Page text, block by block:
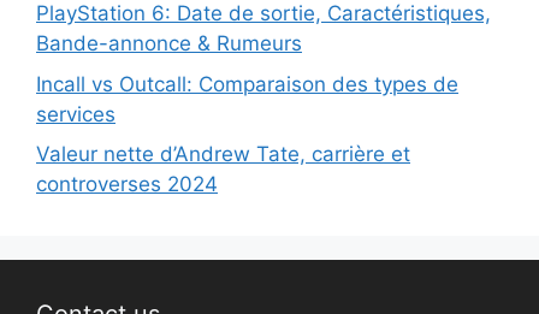
PlayStation 6: Date de sortie, Caractéristiques,
Bande-annonce & Rumeurs
Incall vs Outcall: Comparaison des types de
services
Valeur nette d’Andrew Tate, carrière et
controverses 2024